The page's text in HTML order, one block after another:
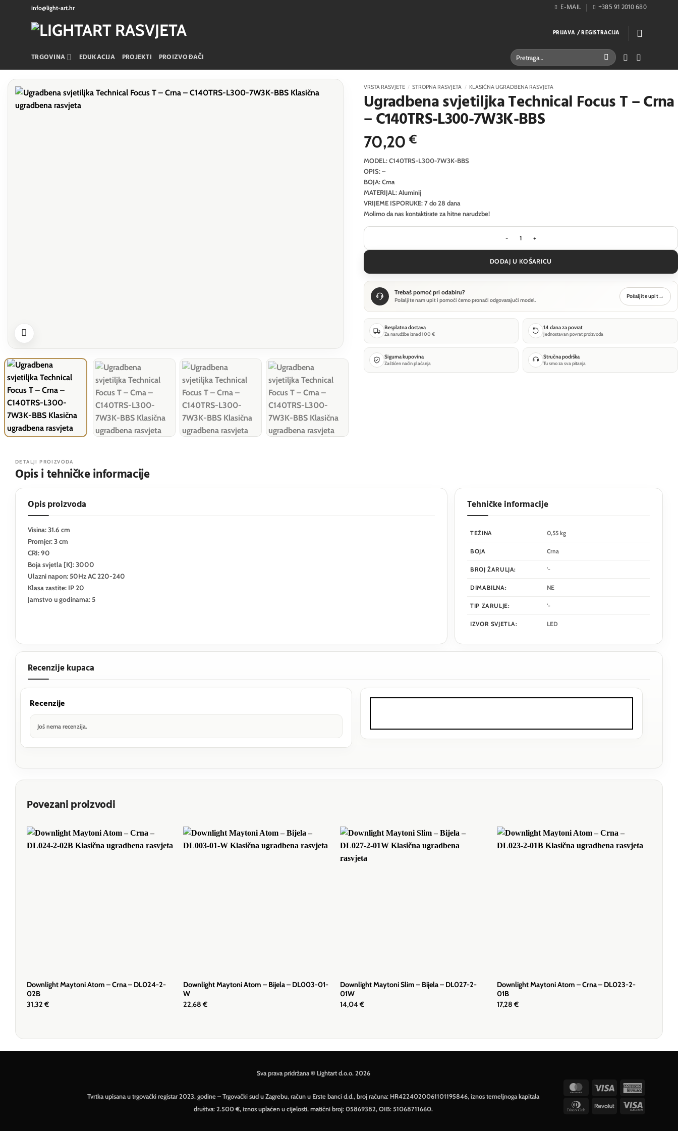
info@light-art.hr E-MAIL +385 91 2010 680
PRIJAVA / REGISTRACIJA
TRGOVINA EDUKACIJA PROJEKTI PROIZVOĐAČI Pretraži:
VRSTA RASVJETE / STROPNA RASVJETA / KLASIČNA UGRADBENA RASVJETA
Ugradbena svjetiljka Technical Focus T – Crna
– C140TRS-L300-7W3K-BBS
70,20€
MODEL: C140TRS-L300-7W3K-BBS
OPIS: –
BOJA: Crna
MATERIJAL: Aluminij
VRIJEME ISPORUKE: 7 do 28 dana
Molimo da nas kontaktirate za hitne narudzbe!
Ugradbena svjetiljka Technical Focus T - Crna -
DODAJ U KOŠARICU
Trebaš pomoć pri odabiru?
Pošaljite nam upit i pomoći ćemo pronaći odgovarajući model.
Pošaljite upit→
Besplatna dostava
Za narudžbe iznad 100 €
14 dana za povrat
Jednostavan povrat proizvoda
Sigurna kupovina
Zaštićen način plaćanja
Stručna podrška
Tu smo za sva pitanja
DETALJI PROIZVODA
Opis i tehničke informacije
Opis proizvoda
Visina: 31.6 cm
Promjer: 3 cm
CRI: 90
Boja svjetla [K]: 3000
Ulazni napon: 50Hz AC 220-240
Klasa zastite: IP 20
Jamstvo u godinama: 5
Tehničke informacije
TEŽINA 0,55 kg
BOJA Crna
BROJ ŽARULJA: '-
DIMABILNA: NE
TIP ŽARULJE: '-
IZVOR SVJETLA: LED
Recenzije kupaca
Recenzije
Još nema recenzija.
Povezani proizvodi
Downlight Maytoni Atom – Crna – DL024-2-
02B
31,32 €
Downlight Maytoni Atom – Bijela – DL003-01-
W
22,68€
Downlight Maytoni Slim – Bijela – DL027-2-
01W
14,04€
Downlight Maytoni Atom – Crna – DL023-2-
01B
17,28 €
Sva prava pridržana © Lightart d.o.o. 2026
Tvrtka upisana u trgovački registar 2023. godine – Trgovački sud u Zagrebu, račun u Erste banci d.d., broj računa: HR4224020061101195846, iznos temeljnoga kapitala
društva: 2.500 €, iznos uplaćen u cijelosti, matični broj: 05869382, OIB: 51068711660.
MasterCard
Visa
DinnersRevolutVisa